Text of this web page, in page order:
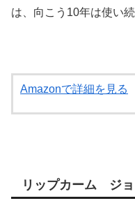
は、向こう10年は使い
Amazonで詳細を見る
リップカーム ジョ